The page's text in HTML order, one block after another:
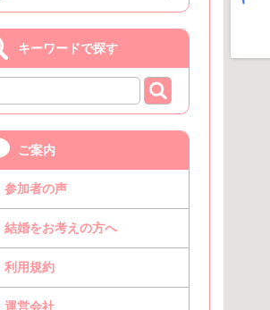
キーワードで探す
ご案内
参加者の声
結婚をお考えの方へ
利用規約
運営会社